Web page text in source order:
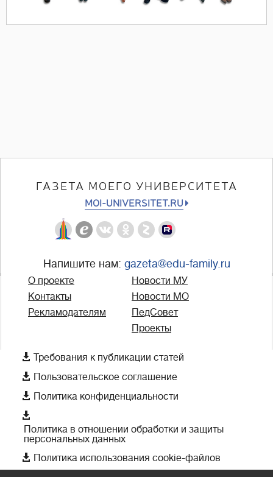
ГАЗЕТА МОЕГО УНИВЕРСИТЕТА
MOI-UNIVERSITET.RU
Напишите нам: gazeta@edu-family.ru
О проекте
Контакты
Рекламодателям
Новости МУ
Новости МО
ПедСовет
Проекты
 Требования к публикации статей
 Пользовательское соглашение
 Политика конфиденциальности

Политика в отношении обработки и защиты
персональных данных
 Политика использования cookie-файлов